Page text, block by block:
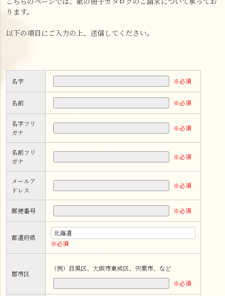
ります。
以下の項目にご入力の上、送信してください。
名字 ※必須
名前 ※必須
名字フリ
ガナ
※必須
名前フリ
ガナ
※必須
メールア
ドレス
※必須
郵便番号 ※必須
都道府県
※必須
郡市区
（例）目黒区、大阪市東成区、宍粟市、など
※必須